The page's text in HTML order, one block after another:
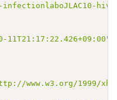
11T21:17:22.426+09:00"
www.w3.org/1999/